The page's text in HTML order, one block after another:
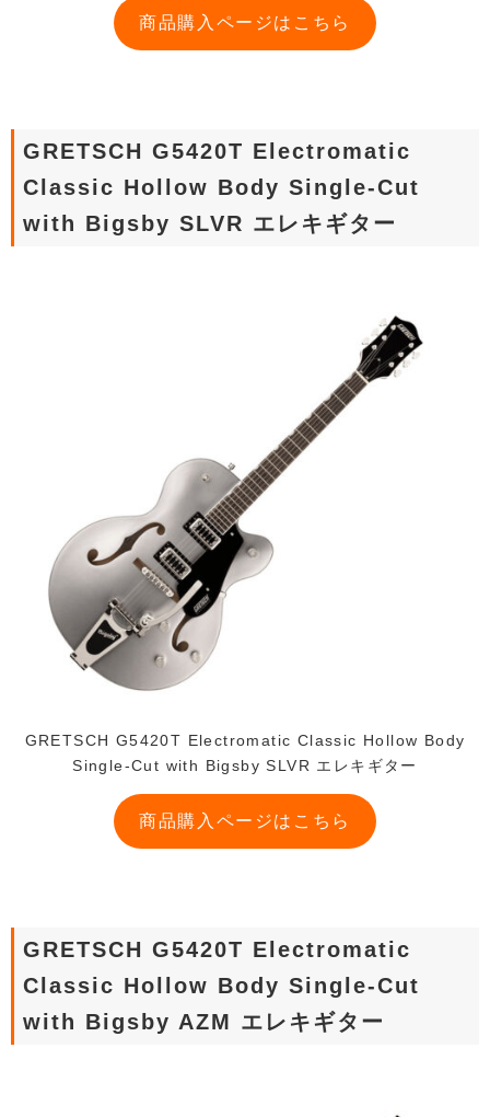
商品購入ページはこちら
GRETSCH G5420T Electromatic
Classic Hollow Body Single-Cut
with Bigsby SLVR エレキギター
GRETSCH G5420T Electromatic Classic Hollow Body
Single-Cut with Bigsby SLVR エレキギター
商品購入ページはこちら
GRETSCH G5420T Electromatic
Classic Hollow Body Single-Cut
with Bigsby AZM エレキギター